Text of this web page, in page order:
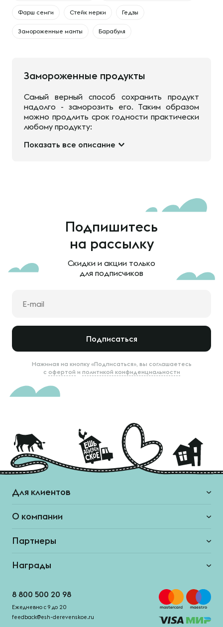
Фарш семги Стейк нерки Гедзы
Замороженные манты Барабуля
Замороженные продукты
Самый верный способ сохранить продукт
надолго - заморозить его. Таким образом
можно продлить срок годности практически
любому продукту:
Показать все описание
Подпишитесь
на рассылку
Скидки и акции только
для подписчиков
Подписаться
Нажимая на кнопку «Подписаться», вы соглашаетесь
с офертой и политикой конфиденциальности
Для клиентов
О компании
Партнеры
Награды
8 800 500 20 98
Ежедневно с 9 до 20
feedback@esh-derevenskoe.ru